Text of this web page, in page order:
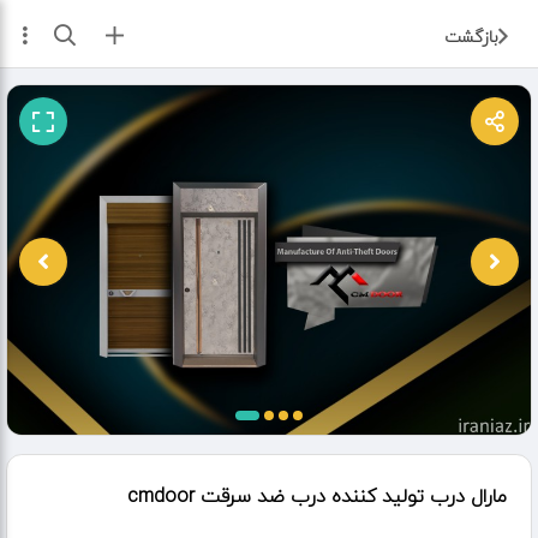
بازگشت ثبت آگهی
مارال درب تولید کننده درب ضد سرقت cmdoor